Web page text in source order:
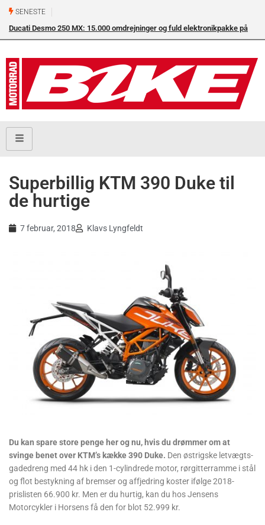
SENESTE
Ducati Desmo 250 MX: 15.000 omdrejninger og fuld elektronikpakke på
Superbillig KTM 390 Duke til
de hurtige
7 februar, 2018 Klavs Lyngfeldt
Du kan spare store penge her og nu, hvis du drømmer om at
svinge benet over KTM’s kække 390 Duke. Den østrigske letvægts-
gadedreng med 44 hk i den 1-cylindrede motor, rørgitterramme i stål
og flot bestykning af bremser og affjedring koster ifølge 2018-
prislisten 66.900 kr. Men er du hurtig, kan du hos Jensens
Motorcykler i Horsens få den for blot 52.999 kr.